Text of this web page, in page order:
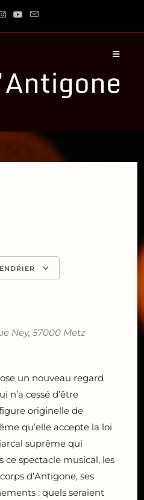
Ney, 57000 Metz
un nouveau regard
n’a cessé d’être
originelle de
qu’elle accepte la loi
suprême qui
ce spectacle musical, les
d’Antigone, ses
: quels seraient